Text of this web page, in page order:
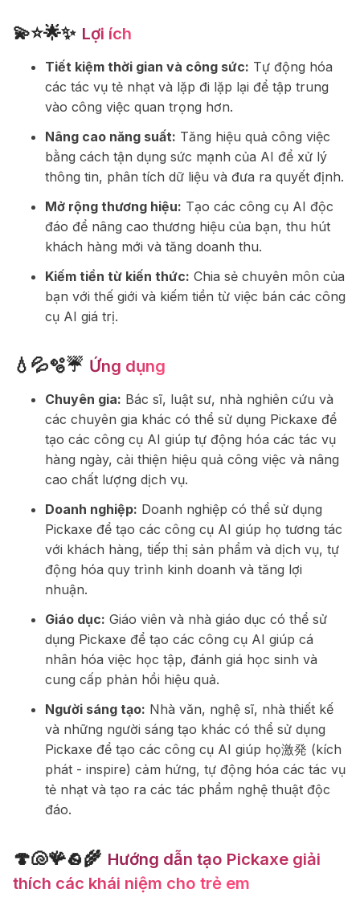
💫⭐🌟✨ Lợi ích
Tiết kiệm thời gian và công sức: Tự động hóa
các tác vụ tẻ nhạt và lặp đi lặp lại để tập trung
vào công việc quan trọng hơn.
Nâng cao năng suất: Tăng hiệu quả công việc
bằng cách tận dụng sức mạnh của AI để xử lý
thông tin, phân tích dữ liệu và đưa ra quyết định.
Mở rộng thương hiệu: Tạo các công cụ AI độc
đáo để nâng cao thương hiệu của bạn, thu hút
khách hàng mới và tăng doanh thu.
Kiếm tiền từ kiến thức: Chia sẻ chuyên môn của
bạn với thế giới và kiếm tiền từ việc bán các công
cụ AI giá trị.
💧💦🫧☔ Ứng dụng
Chuyên gia: Bác sĩ, luật sư, nhà nghiên cứu và
các chuyên gia khác có thể sử dụng Pickaxe để
tạo các công cụ AI giúp tự động hóa các tác vụ
hàng ngày, cải thiện hiệu quả công việc và nâng
cao chất lượng dịch vụ.
Doanh nghiệp: Doanh nghiệp có thể sử dụng
Pickaxe để tạo các công cụ AI giúp họ tương tác
với khách hàng, tiếp thị sản phẩm và dịch vụ, tự
động hóa quy trình kinh doanh và tăng lợi
nhuận.
Giáo dục: Giáo viên và nhà giáo dục có thể sử
dụng Pickaxe để tạo các công cụ AI giúp cá
nhân hóa việc học tập, đánh giá học sinh và
cung cấp phản hồi hiệu quả.
Người sáng tạo: Nhà văn, nghệ sĩ, nhà thiết kế
và những người sáng tạo khác có thể sử dụng
Pickaxe để tạo các công cụ AI giúp họ激発 (kích
phát - inspire) cảm hứng, tự động hóa các tác vụ
tẻ nhạt và tạo ra các tác phẩm nghệ thuật độc
đáo.
🍄🐚🪸🪨🌾 Hướng dẫn tạo Pickaxe giải
thích các khái niệm cho trẻ em